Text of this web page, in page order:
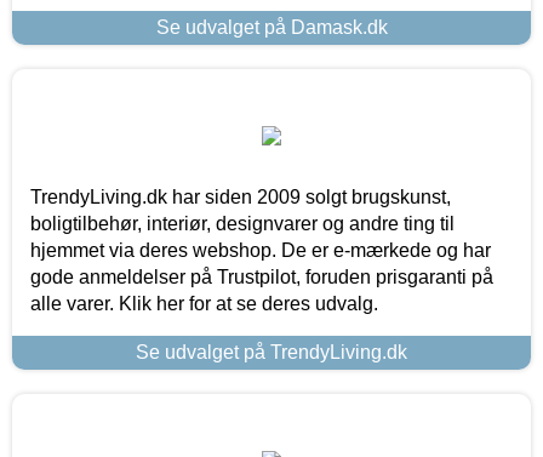
Se udvalget på Damask.dk
TrendyLiving.dk har siden 2009 solgt brugskunst,
boligtilbehør, interiør, designvarer og andre ting til
hjemmet via deres webshop. De er e-mærkede og har
gode anmeldelser på Trustpilot, foruden prisgaranti på
alle varer. Klik her for at se deres udvalg.
Se udvalget på TrendyLiving.dk